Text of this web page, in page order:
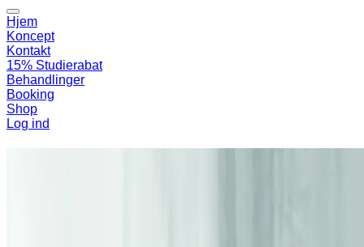
Hjem
Koncept
Kontakt
15% Studierabat
Behandlinger
Booking
Shop
Log ind